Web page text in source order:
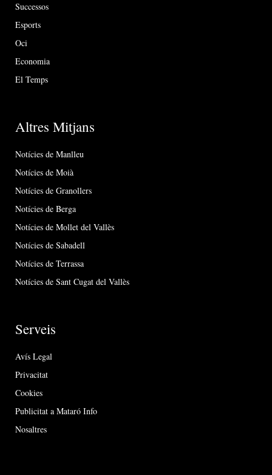
Successos
Esports
Oci
Economia
El Temps
Altres Mitjans
Notícies de Manlleu
Notícies de Moià
Notícies de Granollers
Notícies de Berga
Notícies de Mollet del Vallès
Notícies de Sabadell
Notícies de Terrassa
Notícies de Sant Cugat del Vallès
Serveis
Avís Legal
Privacitat
Cookies
Publicitat a Mataró Info
Nosaltres